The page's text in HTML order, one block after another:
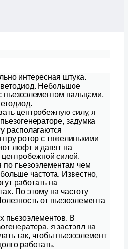
интересная штука.
Небольшое
пьезоэлементом пальцами,
центробежную силу, я
задумка
располагаются
ротор с тяжёлинькими
люфт и давят на
силой.
по пьезоэлементам чем
частота. Известно,
работать на
По этому на частоту
от пьезоэлемента
пьезоэлементов. В
я застрял на
так, чтобы пьезоэлемент
работать.